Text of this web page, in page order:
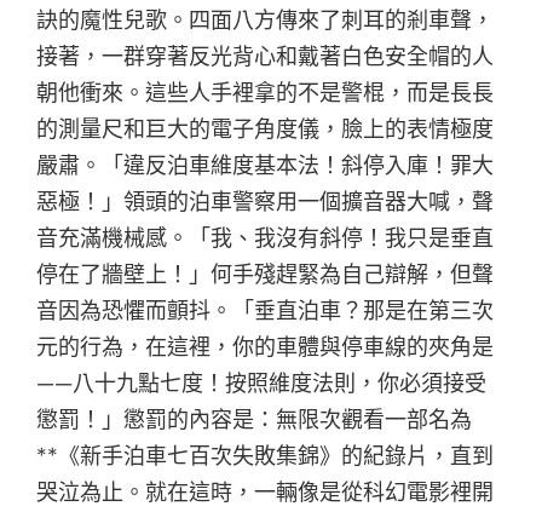
訣的魔性兒歌。四面八方傳來了刺耳的剎車聲，
接著，一群穿著反光背心和戴著白色安全帽的人
朝他衝來。這些人手裡拿的不是警棍，而是長長
的測量尺和巨大的電子角度儀，臉上的表情極度
嚴肅。「違反泊車維度基本法！斜停入庫！罪大
惡極！」領頭的泊車警察用一個擴音器大喊，聲
音充滿機械感。「我、我沒有斜停！我只是垂直
停在了牆壁上！」何手殘趕緊為自己辯解，但聲
音因為恐懼而顫抖。「垂直泊車？那是在第三次
元的行為，在這裡，你的車體與停車線的夾角是
——八十九點七度！按照維度法則，你必須接受
懲罰！」懲罰的內容是：無限次觀看一部名為
**《新手泊車七百次失敗集錦》的紀錄片，直到
哭泣為止。就在這時，一輛像是從科幻電影裡開